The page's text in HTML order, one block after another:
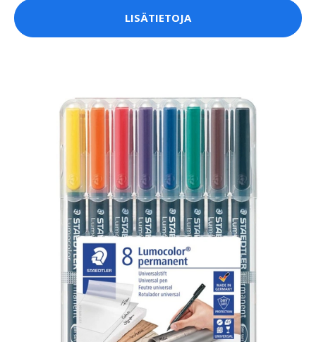
LISÄTIETOJA